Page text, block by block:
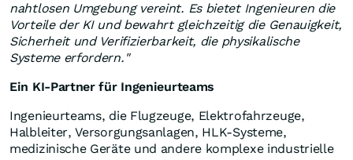
nahtlosen Umgebung vereint. Es bietet Ingenieuren die
Vorteile der KI und bewahrt gleichzeitig die Genauigkeit,
Sicherheit und Verifizierbarkeit, die physikalische
Systeme erfordern."
Ein KI-Partner für Ingenieurteams
Ingenieurteams, die Flugzeuge, Elektrofahrzeuge,
Halbleiter, Versorgungsanlagen, HLK-Systeme,
medizinische Geräte und andere komplexe industrielle